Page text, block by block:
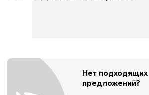
Нет подходящих
предложений?